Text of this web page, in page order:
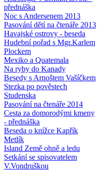
přednáška
Noc s Andersenem 2013
Pasování dětí na čtenáře 2013
Havajské ostrovy - beseda
Hudební pořad s Mgr.Karlem
Plockem
Mexiko a Quatemala
Na ryby do Kanady
Besedy s Arnoštem Vašíčkem
Stezka po pověstech
Studenska
Pasování na čtenáře 2014
Cesta za domorodými kmeny
- přednáška
Beseda o knížce Kapřík
Metlík
Island Země ohně a ledu
Setkání se spisovatelem
V.Vondruškou